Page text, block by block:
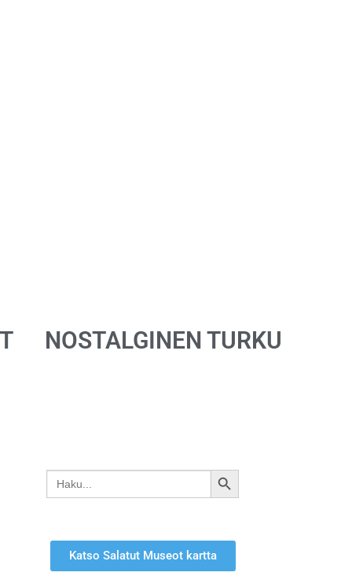
NOSTALGINEN TURKU
Search
for:
SEARCH
Katso Salatut Museot kartta